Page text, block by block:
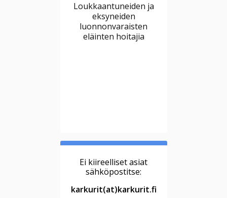
Loukkaantuneiden ja
eksyneiden
luonnonvaraisten
eläinten hoitajia
Ei kiireelliset asiat
sähköpostitse:
karkurit(at)karkurit.fi